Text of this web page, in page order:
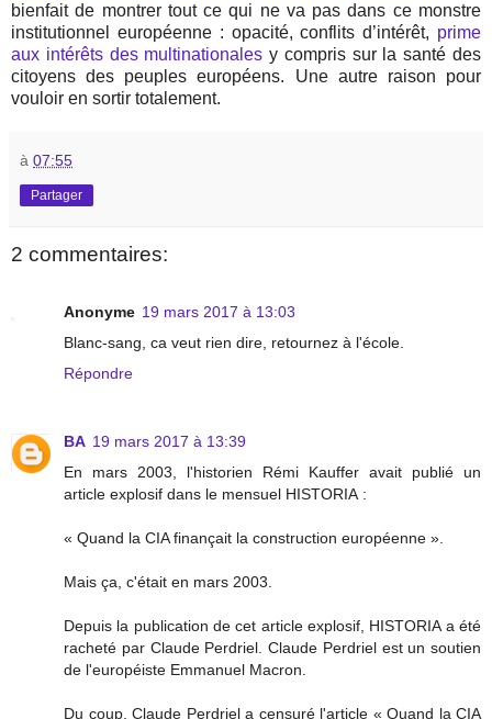
bienfait de montrer tout ce qui ne va pas dans ce monstre
institutionnel européenne : opacité, conflits d’intérêt, prime
aux intérêts des multinationales y compris sur la santé des
citoyens des peuples européens. Une autre raison pour
vouloir en sortir totalement.
à 07:55
Partager
2 commentaires:
Anonyme 19 mars 2017 à 13:03
Blanc-sang, ca veut rien dire, retournez à l'école.
Répondre
BA 19 mars 2017 à 13:39
En mars 2003, l'historien Rémi Kauffer avait publié un
article explosif dans le mensuel HISTORIA :
« Quand la CIA finançait la construction européenne ».
Mais ça, c'était en mars 2003.
Depuis la publication de cet article explosif, HISTORIA a été
racheté par Claude Perdriel. Claude Perdriel est un soutien
de l'européiste Emmanuel Macron.
Du coup, Claude Perdriel a censuré l'article « Quand la CIA